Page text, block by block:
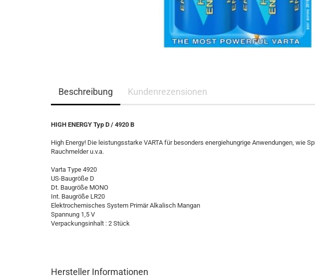
Beschreibung Kundenrezensionen
HIGH ENERGY Typ D / 4920 B
High Energy! Die leistungsstarke VARTA für besonders energiehungrige Anwendungen, wie
Rauchmelder u.v.a.
Varta Type 4920
US-Baugröße D
Dt. Baugröße MONO
Int. Baugröße LR20
Elektrochemisches System Primär Alkalisch Mangan
Spannung 1,5 V
Verpackungsinhalt : 2 Stück
Hersteller Informationen